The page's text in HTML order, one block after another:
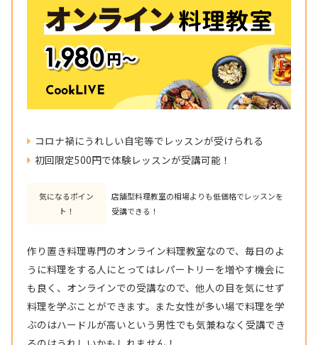
コロナ禍にうれしい自宅等でレッスンが受けられる
初回限定500円で体験レッスンが受講可能！
気になるポイン
ト！
店舗型料理教室の相場よりも低価格でレッスンを
受講できる！
作り置き料理専門のオンライン料理教室なので、毎日のよ
うに料理をする人にとってはレパートリーを増やす機会に
も良く、オンラインでの受講なので、他人の目を気にせず
料理を学ぶことができます。また女性が多い場で料理を学
ぶのはハードルが高いという男性でも気兼ねなく受講でき